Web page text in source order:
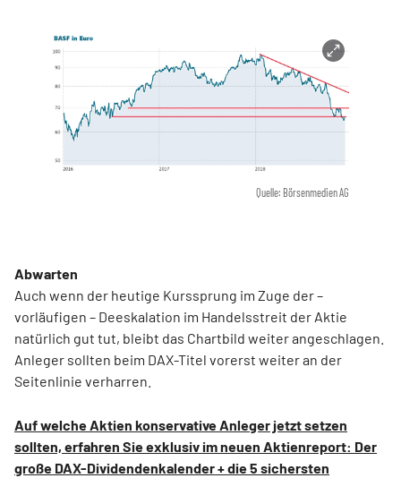
Quelle: Börsenmedien AG
Abwarten
Auch wenn der heutige Kurssprung im Zuge der –
vorläufigen – Deeskalation im Handelsstreit der Aktie
natürlich gut tut, bleibt das Chartbild weiter angeschlagen.
Anleger sollten beim DAX-Titel vorerst weiter an der
Seitenlinie verharren.
Auf welche Aktien konservative Anleger jetzt setzen
sollten, erfahren Sie exklusiv im neuen Aktienreport: Der
große DAX-Dividendenkalender + die 5 sichersten